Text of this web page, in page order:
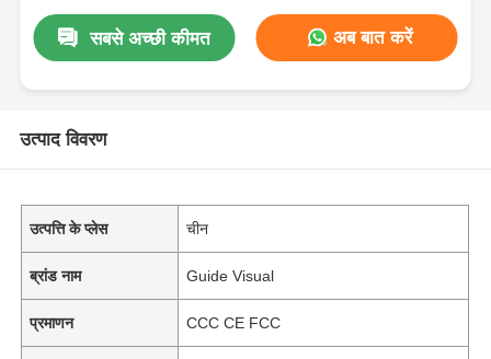
सबसे अच्छी कीमत अब बात करें
उत्पाद विवरण
उत्पत्ति के प्लेस चीन
ब्रांड नाम Guide Visual
प्रमाणन CCC CE FCC